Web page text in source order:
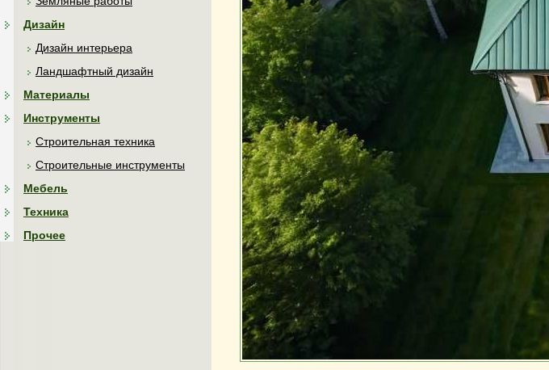
Дизайн
Дизайн интерьера
Ландшафтный дизайн
Материалы
Инструменты
Строительная техника
Строительные инструменты
Мебель
Техника
Прочее